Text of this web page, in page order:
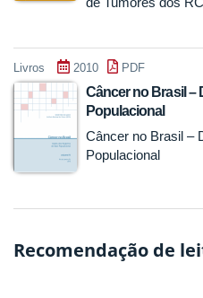
Livros 2010 PDF
Câncer no Brasil –
Populacional
Câncer no Brasil –
Populacional
Recomendação de